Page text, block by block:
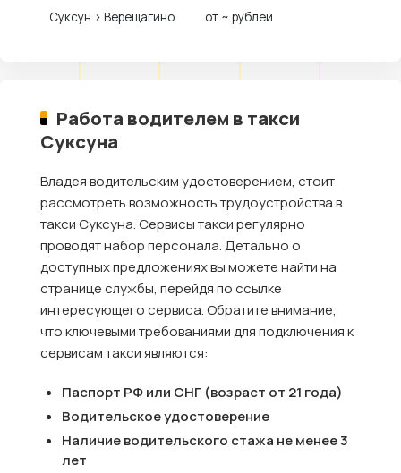
Суксун › Верещагино от ~ рублей
Работа водителем в такси
Суксуна
Владея водительским удостоверением, стоит
рассмотреть возможность трудоустройства в
такси Суксуна. Сервисы такси регулярно
проводят набор персонала. Детально о
доступных предложениях вы можете найти на
странице службы, перейдя по ссылке
интересующего сервиса. Обратите внимание,
что ключевыми требованиями для подключения к
сервисам такси являются:
Паспорт РФ или СНГ (возраст от 21 года)
Водительское удостоверение
Наличие водительского стажа не менее 3
лет